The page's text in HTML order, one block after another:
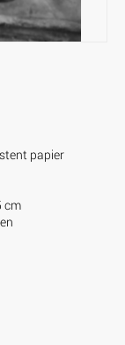
papier
cm